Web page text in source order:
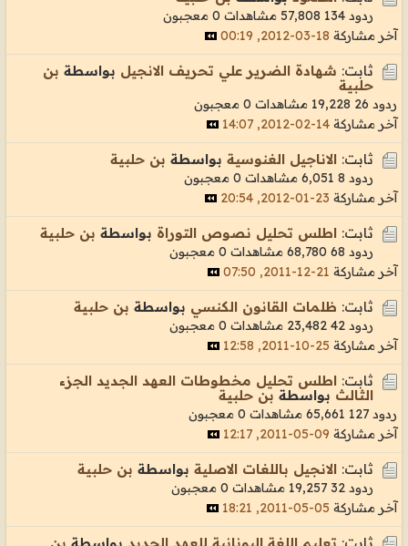
ردود 134 57,808 مشاهدات
0 معجبون
آخر مشاركة 18-03-2012, 00:19
ثابت: شهادة الضرير علي تحريف الانجيل بواسطة بن
حلبية
ردود 26 19,228 مشاهدات
0 معجبون
آخر مشاركة 14-02-2012, 14:07
ثابت: الاناجيل الغنوسية بواسطة بن حلبية
ردود 8 6,051 مشاهدات
0 معجبون
آخر مشاركة 23-01-2012, 20:54
ثابت: اطلس تحليل نصوص التوراة بواسطة بن حلبية
ردود 68 68,780 مشاهدات
0 معجبون
آخر مشاركة 21-12-2011, 07:50
ثابت: ظلمات القانون الكنسي بواسطة بن حلبية
ردود 42 23,482 مشاهدات
0 معجبون
آخر مشاركة 25-10-2011, 12:58
ثابت: اطلس تحليل مخطوطات العهد الجديد الجزء
الثالث بواسطة بن حلبية
ردود 127 65,661 مشاهدات
0 معجبون
آخر مشاركة 09-05-2011, 12:17
ثابت: الانجيل باللغات الاصلية بواسطة بن حلبية
ردود 32 19,257 مشاهدات
0 معجبون
آخر مشاركة 05-05-2011, 18:21